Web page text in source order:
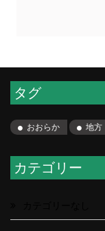
タグ
おおらか 地方
カテゴリー